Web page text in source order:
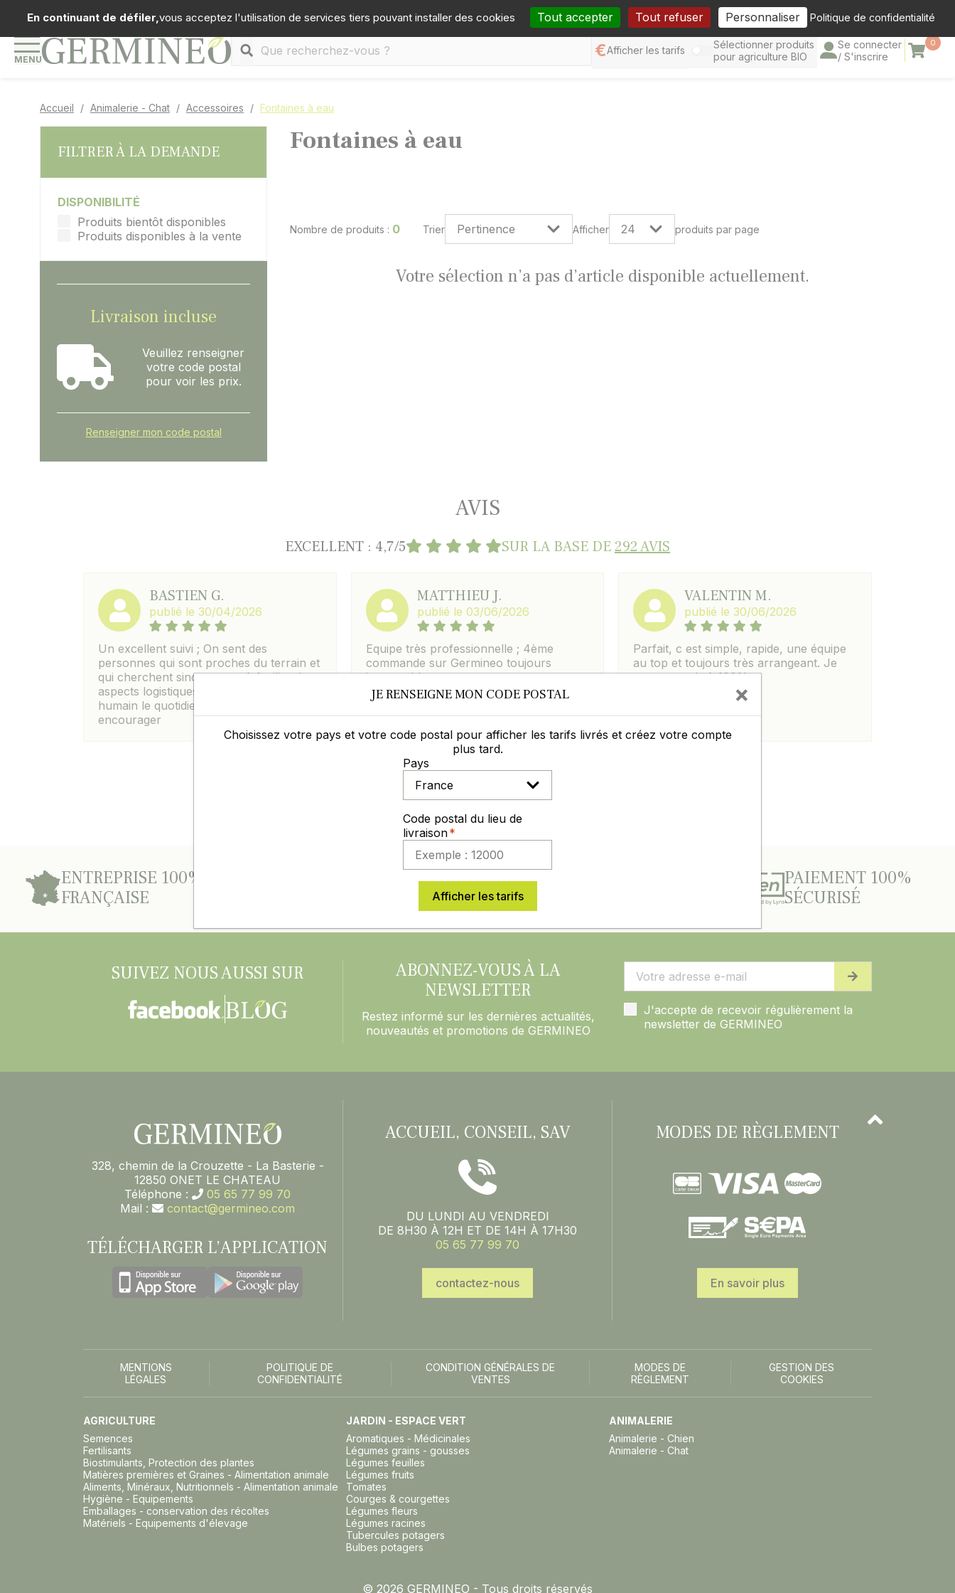
Téléphone : 05 65 77 99 70 Mail : contact@germineo.com Facebook
MENU
Afficher les tarifs
Sélectionner produits
pour agriculture BIO
Se connecter
/ S'inscrire
0
Panier
Accueil Animalerie - Chat Accessoires Fontaines à eau
FILTRER À LA DEMANDE
DISPONIBILITÉ
Produits bientôt disponibles
Produits disponibles à la vente
Livraison incluse
Veuillez renseigner
votre code postal
pour voir les prix.
Renseigner mon code postal
Fontaines à eau
Nombre de produits : 0 Trier Afficher produits par page
Votre sélection n’a pas d’article disponible actuellement.
AVIS
EXCELLENT : 4,7/5 SUR LA BASE DE292 AVIS
BASTIEN G.
publié le 30/04/2026
Un excellent suivi ; On sent des
personnes qui sont proches du terrain et
qui cherchent sincerement à faciliter les
aspects logistiques , elles rendent plus
humain le quotidien moderne. A
encourager
MATTHIEU J.
publié le 03/06/2026
Equipe très professionnelle ; 4ème
commande sur Germineo toujours
impeccable.
VALENTIN M.
publié le 30/06/2026
Parfait, c est simple, rapide, une équipe
au top et toujours très arrangeant. Je
recommande à 100%.
Laisser un commentaire Voir les avis
ENTREPRISE 100%
FRANÇAISE
D’EXPÉRIENCE DANS
L’AGRO-DISTRIBUTION
DES PRIX COMPÉTITIFS
TOUTE L'ANNÉE
PAIEMENT 100%
SÉCURISÉ
SUIVEZ NOUS AUSSI SUR
ABONNEZ-VOUS À LA
NEWSLETTER
Restez informé sur les dernières actualités,
nouveautés et promotions de GERMINEO
J'accepte de recevoir régulièrement la
newsletter de GERMINEO
328, chemin de la Crouzette - La Basterie -
12850 ONET LE CHATEAU
Téléphone :
05 65 77 99 70
Mail :
contact@germineo.com
TÉLÉCHARGER L’APPLICATION
ACCUEIL, CONSEIL, SAV
DU LUNDI AU VENDREDI
DE 8H30 À 12H ET DE 14H À 17H30
05 65 77 99 70
contactez-nous
MODES DE RÈGLEMENT
En savoir plus
MENTIONS
LÉGALES
POLITIQUE DE
CONFIDENTIALITÉ
CONDITION GÉNÉRALES DE
VENTES
MODES DE
RÈGLEMENT
GESTION DES
COOKIES
AGRICULTURE
Semences
Fertilisants
Biostimulants, Protection des plantes
Matières premières et Graines - Alimentation animale
Aliments, Minéraux, Nutritionnels - Alimentation animale
Hygiène - Equipements
Emballages - conservation des récoltes
Matériels - Equipements d'élevage
JARDIN - ESPACE VERT
Aromatiques - Médicinales
Légumes grains - gousses
Légumes feuilles
Légumes fruits
Tomates
Courges & courgettes
Légumes fleurs
Légumes racines
Tubercules potagers
Bulbes potagers
ANIMALERIE
Animalerie - Chien
Animalerie - Chat
© 2026 GERMINEO - Tous droits réservés
JE RENSEIGNE MON CODE POSTAL ×
Choisissez votre pays et votre code postal pour afficher les tarifs livrés et créez votre compte
plus tard.
Pays
Code postal du lieu de
livraison
Afficher les tarifs
En continuant de défiler,vous acceptez l'utilisation de services tiers pouvant installer des cookies Tout accepter Tout refuser Personnaliser Politique de confidentialité